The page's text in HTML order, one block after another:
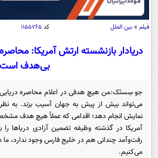
سیاسی
اقتصاد
خودرو
جامعه
اجتماعی
سلامت
یک برش دانایی
ورزشی
سیاست خارجی
فرهنگ و هنر
علم و دانش
فناوری و It
قرآن
فیلم » بین الملل کد۱۱۵۵۷۶۵
دریادار بازنشسته ارتش آمریکا:
بی‌هدف است
جو سِستَک:من هیچ هدفی در اعلام محاصره دریایی
می‌تواند بیش از پیش به جهان آسیب بزند. به
نمایش انجام دهد؛ اقدامی که عملاً هیچ هدف
آمریکا در گذشته وظیفه تضمین آزادی دریا‌ها را
رفت‌وآمد چندانی هم در خلیج فارس وجود ندارد،
می‌کنیم.